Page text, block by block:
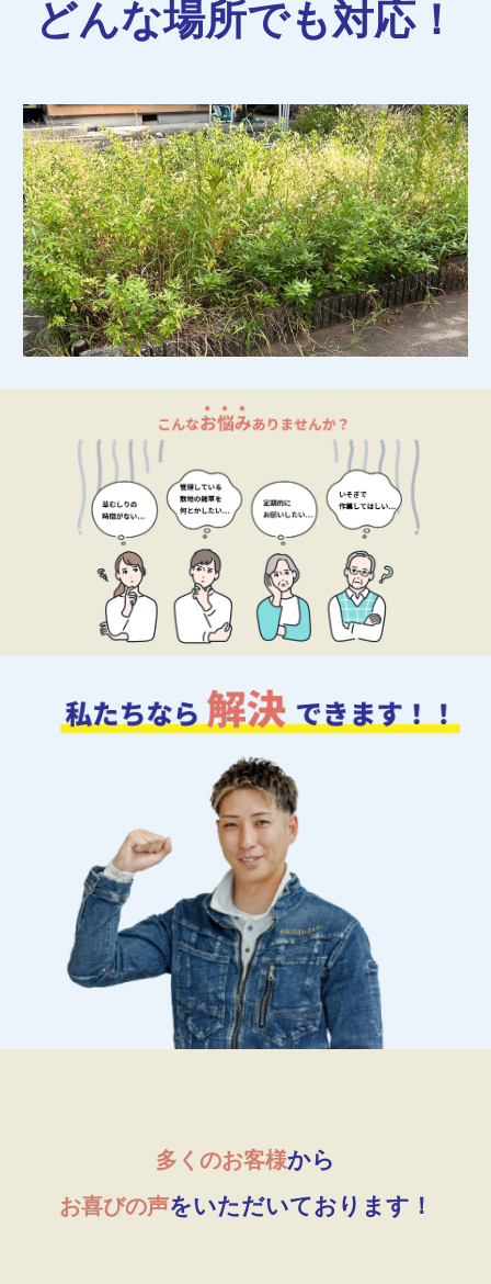
どんな場所でも対応！
多くのお客様から
お喜びの声をいただいております！